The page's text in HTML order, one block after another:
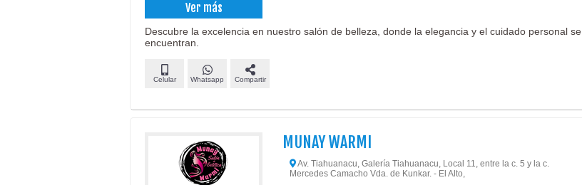
Ver más
Descubre la excelencia en nuestro salón de belleza, donde la elegancia y el cuidado personal se
encuentran.
Celular Whatsapp Compartir
MUNAY WARMI
Av. Tiahuanacu, Galería Tiahuanacu, Local 11, entre la c. 5 y la c.
Mercedes Camacho Vda. de Kunkar. - El Alto,